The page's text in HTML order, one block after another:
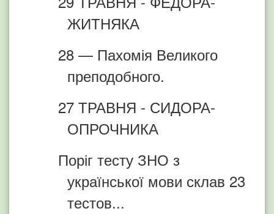
ЖИТНЯКА
28 — Пахомія Великого
преподобного.
27 ТРАВНЯ - СИДОРА-
ОПРОЧНИКА
Поріг тесту ЗНО з
української мови склав 23
тестов...